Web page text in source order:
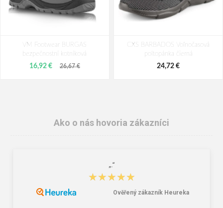
VM Footwear BURGAS
bezpečnostní kotníková
16,92 € 26,67 €
CXS BARBADOS Voľnočasová
poltopánka čierná
24,72 €
Ako o nás hovoria zákazníci
„.“
★★★★★
★★★★★
Ověřený zákazník Heureka